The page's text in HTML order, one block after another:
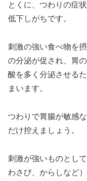
とくに、つわりの症
低下しがちです。
刺激の強い食べ物を
の分泌が促され、胃
酸を多く分泌させる
まいます。
つわりで胃腸が敏感
だけ控えましょう。
刺激が強いものとし
わさび、からしなど